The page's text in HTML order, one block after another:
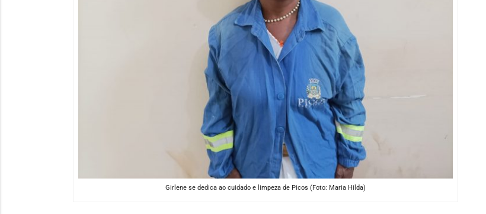
Girlene se dedica ao cuidado e limpeza de Picos (Foto: Maria Hilda)